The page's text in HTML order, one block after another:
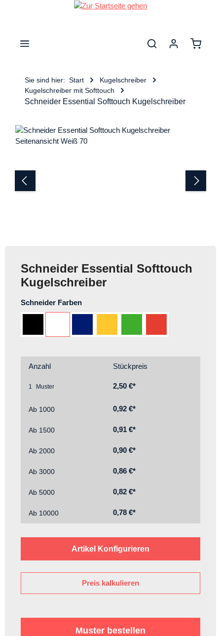
Sie sind hier: Start
Kugelschreiber
Kugelschreiber mit Softtouch
Schneider Essential Softtouch Kugelschreiber
Bildergalerie überspringen
Schneider Essential Softtouch
Kugelschreiber
Schneider Farbenauswählen
Anzahl Stückpreis
1 2,50 €*
Ab 1000 0,92 €*
Ab 1500 0,91 €*
Ab 2000 0,90 €*
Ab 3000 0,86 €*
Ab 5000 0,82 €*
Ab 10000 0,78 €*
Artikel Konfigurieren
Preis kalkulieren
Muster bestellen